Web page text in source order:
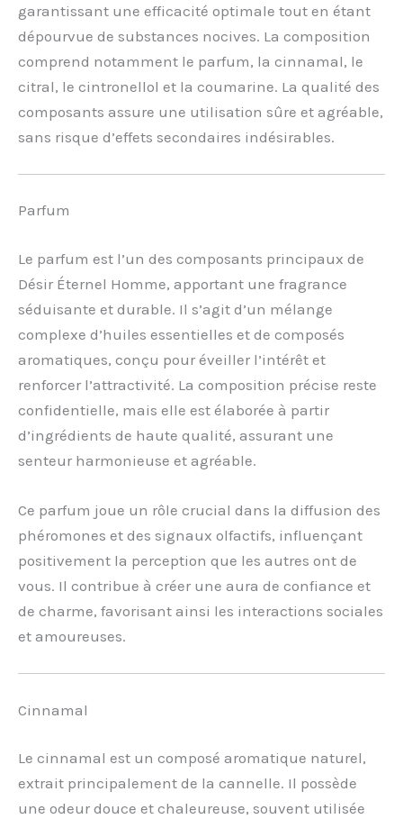
garantissant une efficacité optimale tout en étant
dépourvue de substances nocives. La composition
comprend notamment le parfum, la cinnamal, le
citral, le cintronellol et la coumarine. La qualité des
composants assure une utilisation sûre et agréable,
sans risque d’effets secondaires indésirables.
Parfum
Le parfum est l’un des composants principaux de
Désir Éternel Homme, apportant une fragrance
séduisante et durable. Il s’agit d’un mélange
complexe d’huiles essentielles et de composés
aromatiques, conçu pour éveiller l’intérêt et
renforcer l’attractivité. La composition précise reste
confidentielle, mais elle est élaborée à partir
d’ingrédients de haute qualité, assurant une
senteur harmonieuse et agréable.
Ce parfum joue un rôle crucial dans la diffusion des
phéromones et des signaux olfactifs, influençant
positivement la perception que les autres ont de
vous. Il contribue à créer une aura de confiance et
de charme, favorisant ainsi les interactions sociales
et amoureuses.
Cinnamal
Le cinnamal est un composé aromatique naturel,
extrait principalement de la cannelle. Il possède
une odeur douce et chaleureuse, souvent utilisée